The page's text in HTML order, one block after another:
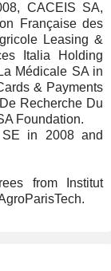
CACEIS SA,
Française des
Leasing &
Italia Holding
Médicale SA in
& Payments
Recherche Du
Foundation.
SE in 2008 and
from Institut